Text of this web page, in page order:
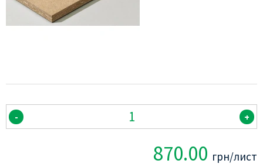
- +
870.00 грн/лист